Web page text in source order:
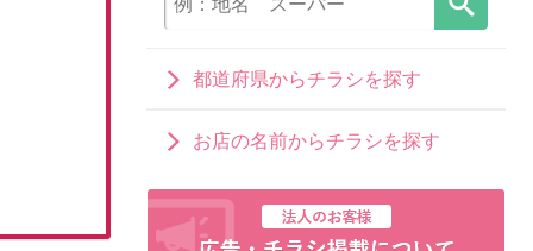
都道府県からチラシを探す
お店の名前からチラシを探す